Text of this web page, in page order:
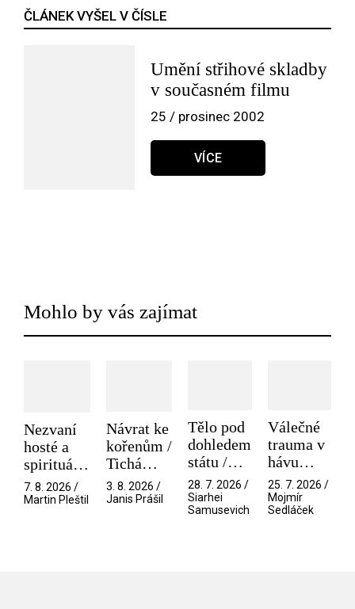
ČLÁNEK VYŠEL V ČÍSLE
Umění střihové skladby
v současném filmu
25 / prosinec 2002
VÍCE
Mohlo by vás zajímat
Nezvaní
hosté a
spirituální
narušitelé
z vesmíru
7. 8. 2026 /
Martin Pleštil
Návrat ke
kořenům /
Tichá
přítelkyně
3. 8. 2026 /
Janis Prášil
Tělo pod
dohledem
státu /
Pramen
28. 7. 2026 /
Siarhei
Samusevich
Válečné
trauma v
hávu
spektáklu
/ Odyssea
25. 7. 2026 /
Mojmír
Sedláček